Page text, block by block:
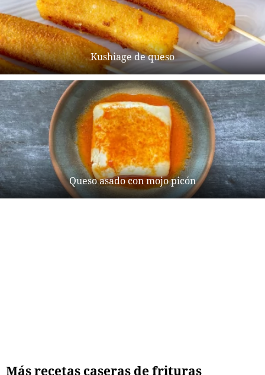
Kushiage de queso
Queso asado con mojo picón
Más recetas caseras de frituras